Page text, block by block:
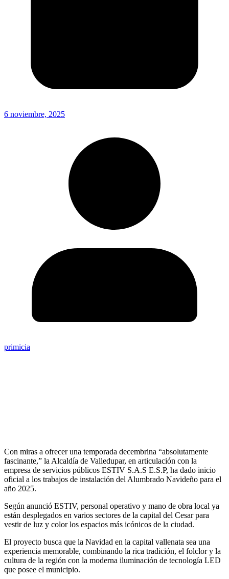
6 noviembre, 2025
primicia
Con miras a ofrecer una temporada decembrina “absolutamente
fascinante,” la Alcaldía de Valledupar, en articulación con la
empresa de servicios públicos ESTIV S.A.S E.S.P, ha dado inicio
oficial a los trabajos de instalación del Alumbrado Navideño para el
año 2025.
Según anunció ESTIV, personal operativo y mano de obra local ya
están desplegados en varios sectores de la capital del Cesar para
vestir de luz y color los espacios más icónicos de la ciudad.
El proyecto busca que la Navidad en la capital vallenata sea una
experiencia memorable, combinando la rica tradición, el folclor y la
cultura de la región con la moderna iluminación de tecnología LED
que posee el municipio.